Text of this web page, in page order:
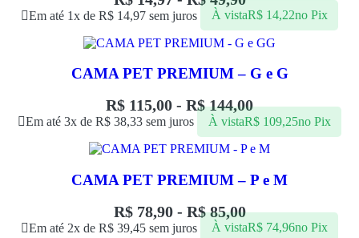
Em até 1x de R$14,97sem juros À vistaR$14,22no Pix
CAMA PET PREMIUM – G e G
R$ 115,00 - R$144,00
Em até 3x de R$38,33sem juros À vistaR$109,25no Pix
CAMA PET PREMIUM – P e M
R$78,90 - R$85,00
Em até 2x de R$39,45sem juros À vistaR$74,96no Pix